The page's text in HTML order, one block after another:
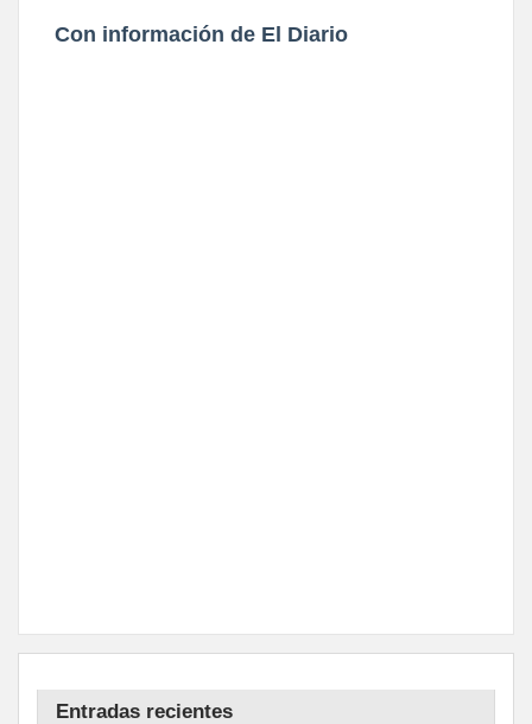
Con información de El Diario
Entradas recientes